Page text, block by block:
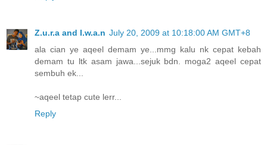
Z.u.r.a and I.w.a.n July 20, 2009 at 10:18:00 AM GMT+8
ala cian ye aqeel demam ye...mmg kalu nk cepat kebah
demam tu ltk asam jawa...sejuk bdn. moga2 aqeel cepat
sembuh ek...
~aqeel tetap cute lerr...
Reply